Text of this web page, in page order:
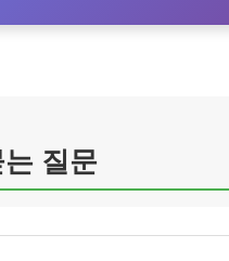
질문